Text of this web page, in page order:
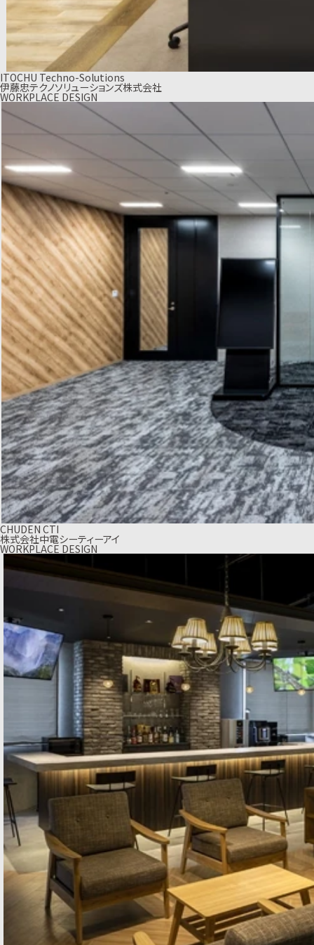
ITOCHU Techno-Solutions
伊藤忠テクノソリューションズ株式会社
WORKPLACE DESIGN
CHUDEN CTI
株式会社中電シーティーアイ
WORKPLACE DESIGN